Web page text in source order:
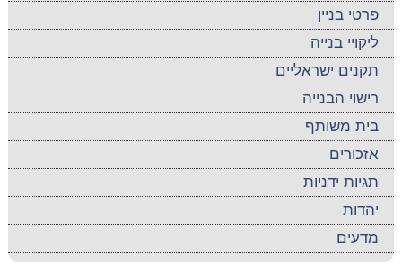
פרטי בניין
ליקויי בנייה
תקנים ישראליים
רישוי הבנייה
בית משותף
אזכורים
תגיות ידניות
יהדות
מדעים